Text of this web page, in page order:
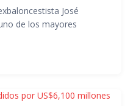
José
de los mayores